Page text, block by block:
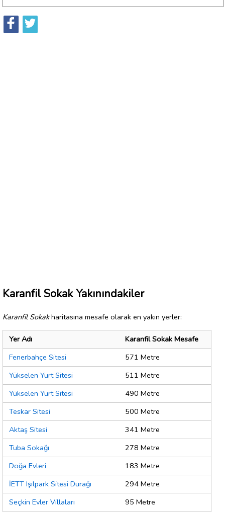
Karanfil Sokak Yakınındakiler
Karanfil Sokakharitasına mesafe olarak en yakın yerler:
Yer Adı
Karanfil Sokak Mesafe
Fenerbahçe Sitesi
571 Metre
Yükselen Yurt Sitesi
511 Metre
Yükselen Yurt Sitesi
490 Metre
Teskar Sitesi
500 Metre
Aktaş Sitesi
341 Metre
Tuba Sokağı
278 Metre
Doğa Evleri
183 Metre
İETT Işılpark Sitesi Durağı
294 Metre
Seçkin Evler Villaları
95 Metre